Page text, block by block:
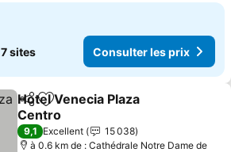
7 sites Consulter les prix
PartagerAjouter à mes favoris
Hotel Venecia Plaza
Centro
Consulter les prix
9,1 Excellent
15 038
à 0.6 km de : Cathédrale Notre Dame de